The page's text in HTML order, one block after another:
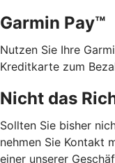
Garmin Pay™
Nutzen Sie Ihre
Kreditkarte zum
Nicht das
Sollten Sie bisher
nehmen Sie Kontakt
einer unserer